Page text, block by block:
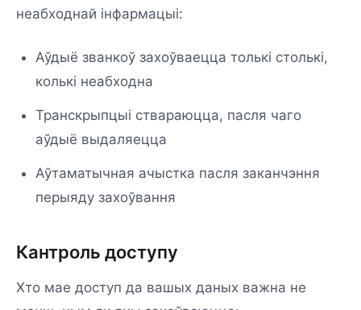
неабходнай інфармацыі:
Аўдыё званкоў захоўваецца толькі столькі,
колькі неабходна
Транскрыпцыі ствараюцца, пасля чаго
аўдыё выдаляецца
Аўтаматычная ачыстка пасля заканчэння
перыяду захоўвання
Кантроль доступу
Хто мае доступ да вашых даных важна не